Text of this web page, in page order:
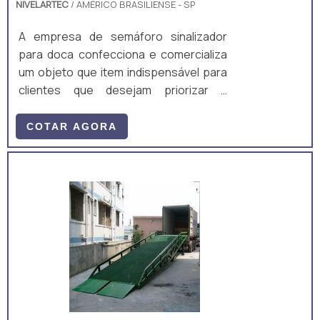
NIVELARTEC / AMÉRICO BRASILIENSE - SP
A empresa de semáforo sinalizador
para doca confecciona e comercializa
um objeto que item indispensável para
clientes que desejam priorizar a
objeto evita possíveis problemas com
acidentes nas áreas de docas. O
docas é simples, ele orienta de forma
automática a parada do caminhão na
doca.Vantagens da aquisição do
elemento Qualidade assegurada;
Garantia de segurança para o local;
Elimina a necessidade de sinalização
humana; Custo-ben.
COTAR AGORA